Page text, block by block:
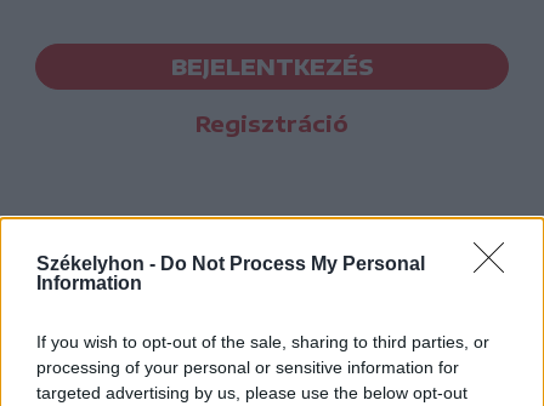
Székelyhon - Do Not Process My Personal
Information
If you wish to opt-out of the sale, sharing to third parties, or
processing of your personal or sensitive information for
targeted advertising by us, please use the below opt-out
BEJELENTKEZÉS
Regisztráció